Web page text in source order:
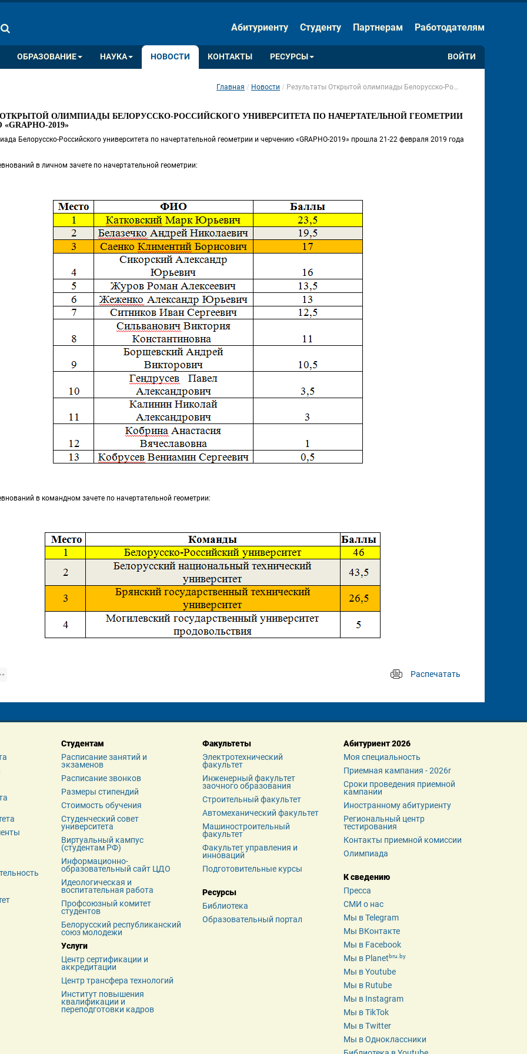
A A A A A
ИЗОБРАЖЕНИЯ Скрыть панель
Обычная версия сайта
Абитуриенту Студенту Партнерам Работодателям
ОБРАЗОВАНИЕ НАУКА НОВОСТИ КОНТАКТЫ РЕСУРСЫ ВОЙТИ
Главная Новости Результаты Открытой олимпиады Белорусско-Российского университета по начертательной геометрии и черчению «GRAPHO-2019»
ОТКРЫТОЙ ОЛИМПИАДЫ БЕЛОРУССКО-РОССИЙСКОГО УНИВЕРСИТЕТА ПО НАЧЕРТАТЕЛЬНОЙ ГЕОМЕТРИИ
2019»
Белорусско-Российского университета по начертательной геометрии и черчению «GRAPHO-2019» прошла 21-22 февраля 2019 года
в личном зачете по начертательной геометрии:
в командном зачете по начертательной геометрии:
Распечатать
Студентам
Расписание занятий и
экзаменов
Расписание звонков
Размеры стипендий
Стоимость обучения
Студенческий совет
университета
Виртуальный кампус
(студентам РФ)
Информационно-
образовательный сайт ЦДО
Идеологическая и
воспитательная работа
Профсоюзный комитет
студентов
Белорусский республиканский
союз молодежи
Услуги
Центр сертификации и
аккредитации
Центр трансфера технологий
Институт повышения
квалификации и
переподготовки кадров
Факультеты
Электротехнический
факультет
Инженерный факультет
заочного образования
Строительный факультет
Автомеханический факультет
Машиностроительный
факультет
Факультет управления и
инноваций
Подготовительные курсы
Ресурсы
Библиотека
Образовательный портал
Абитуриент 2026
Моя специальность
Приемная кампания - 2026r
Сроки проведения приемной
кампании
Иностранному абитуриенту
Региональный центр
тестирования
Контакты приемной комиссии
Олимпиада
К сведению
Пресса
СМИ о нас
Мы в Telegram
Мы ВКонтакте
Мы в Facebook
Мы в Planetbru.by
Мы в Youtube
Мы в Rutube
Мы в Instagram
Мы в TikTok
Мы в Twitter
Мы в Одноклассники